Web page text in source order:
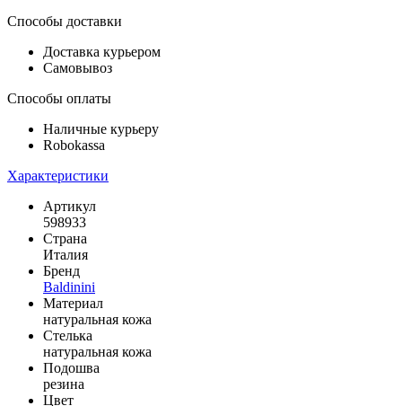
Способы доставки
Доставка курьером
Самовывоз
Способы оплаты
Наличные курьеру
Robokassa
Характеристики
Артикул
598933
Страна
Италия
Бренд
Baldinini
Материал
натуральная кожа
Стелька
натуральная кожа
Подошва
резина
Цвет